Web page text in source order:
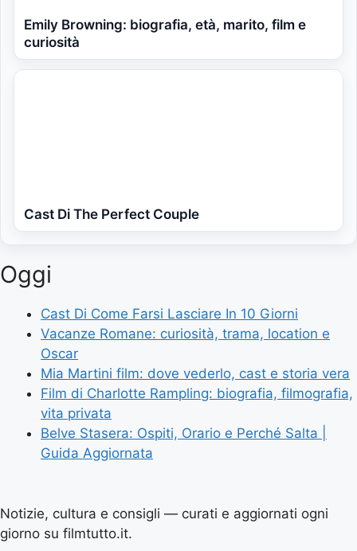
Emily Browning: biografia, età, marito, film e
curiosità
Cast Di The Perfect Couple
Oggi
Cast Di Come Farsi Lasciare In 10 Giorni
Vacanze Romane: curiosità, trama, location e
Oscar
Mia Martini film: dove vederlo, cast e storia vera
Film di Charlotte Rampling: biografia, filmografia,
vita privata
Belve Stasera: Ospiti, Orario e Perché Salta |
Guida Aggiornata
Notizie, cultura e consigli — curati e aggiornati ogni
giorno su filmtutto.it.